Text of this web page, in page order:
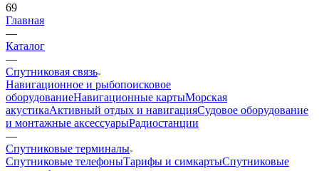
69
Главная
—
Каталог
—
Спутниковая связь
Навигационное и рыбопоисковое
оборудованиеНавигационные картыМорская
акустикаАктивный отдых и навигацияСудовое оборудование
и монтажные аксессуарыРадиостанции
—
Спутниковые терминалы
Спутниковые телефоныТарифы и симкартыСпутниковые